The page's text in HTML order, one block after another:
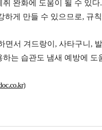
완화에 도움이 될 수 있
하게 만들 수 있으므로, 규
면서 겨드랑이, 사타구니,
는 습관도 냄새 예방에 도